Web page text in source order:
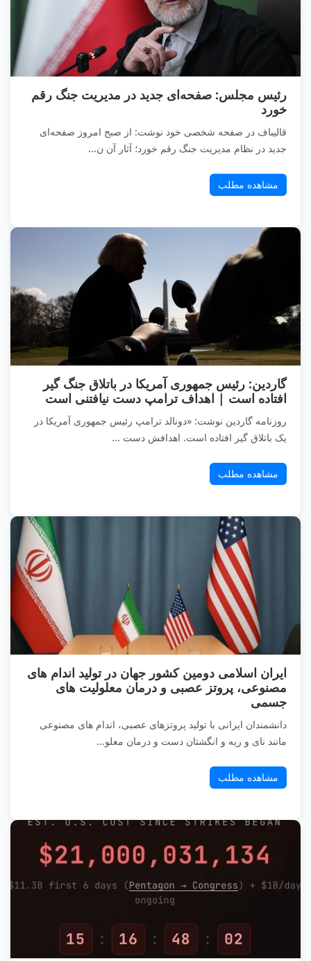
رئیس مجلس: صفحه‌ای جدید در مدیریت جنگ رقم
خورد
قالیباف در صفحه شخصی خود نوشت: از صبح امروز صفحه‌ای
جدید در نظام مدیریت جنگ رقم خورد؛ آثار آن ن...
مشاهده مطلب
گاردین: رئیس جمهوری آمریکا در باتلاق جنگ گیر
افتاده است | اهداف ترامپ دست نیافتنی است
روزنامه گاردین نوشت: «دونالد ترامپ رئیس جمهوری آمریکا در
یک باتلاق گیر افتاده است. اهدافش دست ...
مشاهده مطلب
ایران اسلامی دومین کشور جهان در تولید اندام های
مصنوعی، پروتز عصبی و درمان معلولیت های
جسمی
دانشمندان ایرانی با تولید پروتزهای عصبی، اندام های مصنوعی
مانند نای و ریه و انگشتان دست و درمان معلو...
مشاهده مطلب